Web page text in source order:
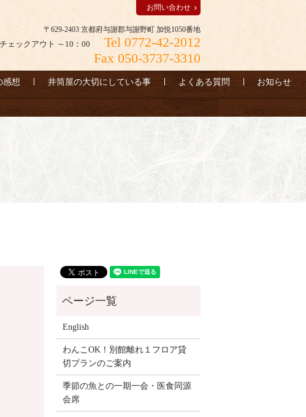
〒629-2403 京都府与謝郡与謝野町 加悦1050番地
ェックアウト ～10：00
Tel 0772-42-2012
Fax 050-3737-3310
お問い合わせ
感想 井筒屋の大切にしている事 よくある質問 お知らせ
English
わんこOK！別館離れ１フロア貸
切プランのご案内
季節の魚との一期一会・医食同源
会席